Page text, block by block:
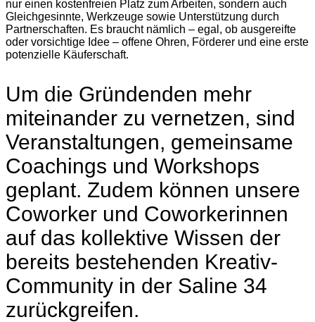
nur einen kostenfreien Platz zum Arbeiten, sondern auch
Gleichgesinnte, Werkzeuge sowie Unterstützung durch
Partnerschaften. Es braucht nämlich – egal, ob ausgereifte
oder vorsichtige Idee – offene Ohren, Förderer und eine erste
potenzielle Käuferschaft.
Um die Gründenden mehr
miteinander zu vernetzen, sind
Veranstaltungen, gemeinsame
Coachings und Workshops
geplant. Zudem können unsere
Coworker und Coworkerinnen
auf das kollektive Wissen der
bereits bestehenden Kreativ-
Community in der Saline 34
zurückgreifen.